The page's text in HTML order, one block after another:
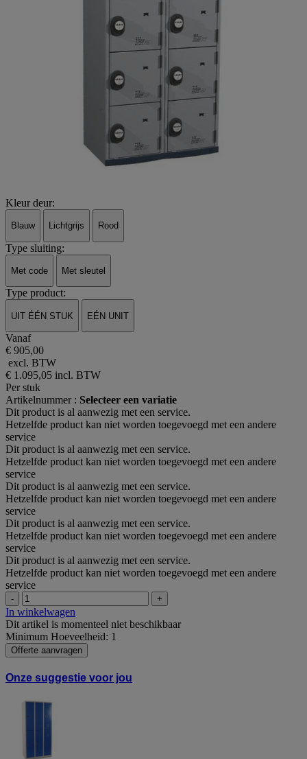
Kleur deur:
Blauw Lichtgrijs Rood
Type sluiting:
Met code Met sleutel
Type product:
UIT ÉÉN STUK EÉN UNIT
Vanaf
€ 905,00
excl. BTW
€ 1.095,05 incl. BTW
Per stuk
Artikelnummer : Selecteer een variatie
Dit product is al aanwezig met een service.
Hetzelfde product kan niet worden toegevoegd met een andere
service
Dit product is al aanwezig met een service.
Hetzelfde product kan niet worden toegevoegd met een andere
service
Dit product is al aanwezig met een service.
Hetzelfde product kan niet worden toegevoegd met een andere
service
Dit product is al aanwezig met een service.
Hetzelfde product kan niet worden toegevoegd met een andere
service
Dit product is al aanwezig met een service.
Hetzelfde product kan niet worden toegevoegd met een andere
service
- +
In winkelwagen
Dit artikel is momenteel niet beschikbaar
Minimum Hoeveelheid: 1
Offerte aanvragen
Onze suggestie voor jou